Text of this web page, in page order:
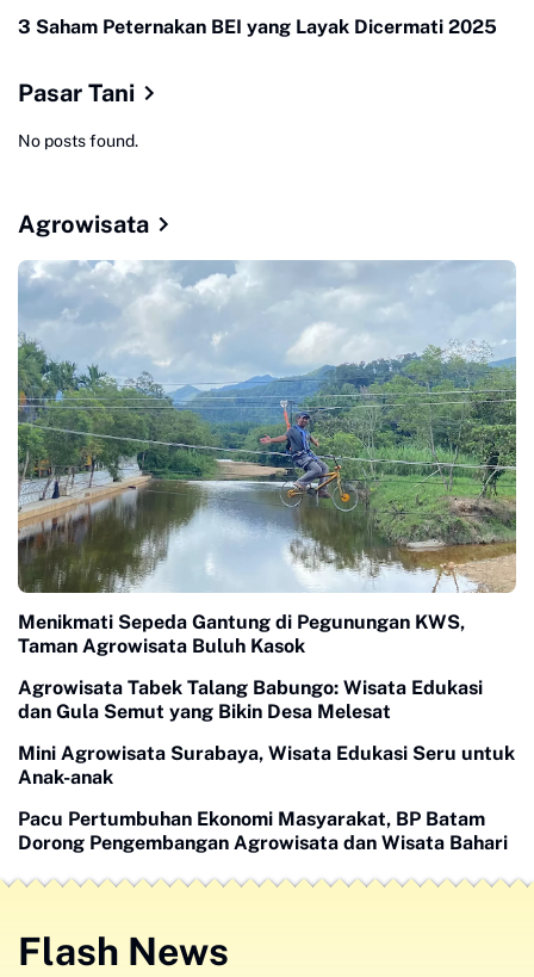
3 Saham Peternakan BEI yang Layak Dicermati 2025
Pasar Tani
No posts found.
Agrowisata
Menikmati Sepeda Gantung di Pegunungan KWS,
Taman Agrowisata Buluh Kasok
Agrowisata Tabek Talang Babungo: Wisata Edukasi
dan Gula Semut yang Bikin Desa Melesat
Mini Agrowisata Surabaya, Wisata Edukasi Seru untuk
Anak-anak
Pacu Pertumbuhan Ekonomi Masyarakat, BP Batam
Dorong Pengembangan Agrowisata dan Wisata Bahari
Flash News